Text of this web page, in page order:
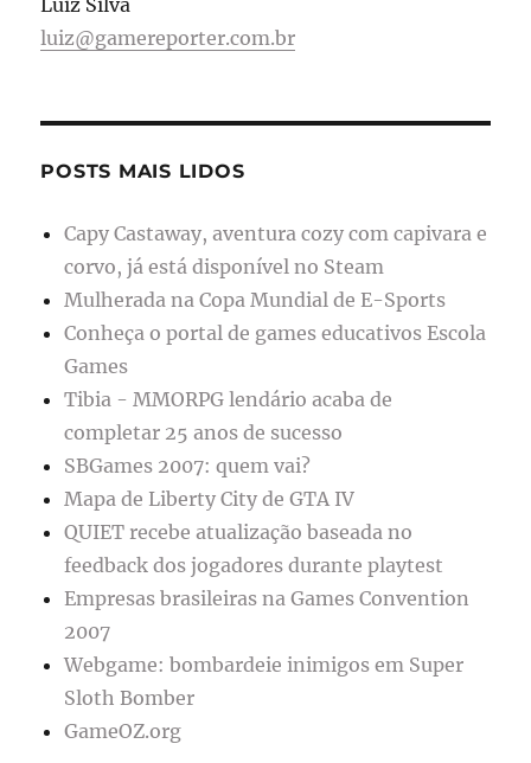
Luiz Silva
luiz@gamereporter.com.br
POSTS MAIS LIDOS
Capy Castaway, aventura cozy com capivara e
corvo, já está disponível no Steam
Mulherada na Copa Mundial de E-Sports
Conheça o portal de games educativos Escola
Games
Tibia - MMORPG lendário acaba de
completar 25 anos de sucesso
SBGames 2007: quem vai?
Mapa de Liberty City de GTA IV
QUIET recebe atualização baseada no
feedback dos jogadores durante playtest
Empresas brasileiras na Games Convention
2007
Webgame: bombardeie inimigos em Super
Sloth Bomber
GameOZ.org